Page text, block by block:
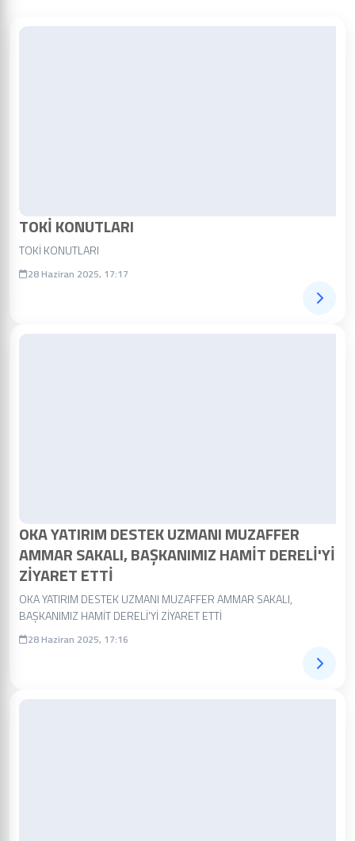
TOKİ KONUTLARI
TOKİ KONUTLARI
28 Haziran 2025, 17:17
OKA YATIRIM DESTEK UZMANI MUZAFFER
AMMAR SAKALI, BAŞKANIMIZ HAMİT DERELİ'Yİ
ZİYARET ETTİ
OKA YATIRIM DESTEK UZMANI MUZAFFER AMMAR SAKALI,
BAŞKANIMIZ HAMİT DERELİ'Yİ ZİYARET ETTİ
28 Haziran 2025, 17:16